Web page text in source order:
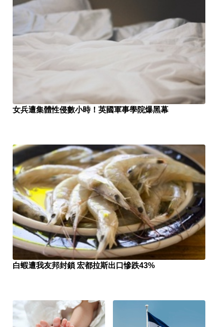
女兵遭集體性侵數小時！英國軍事學院爆黑幕
白蝦遭我友邦封鎖 宏都拉斯出口慘跌43%